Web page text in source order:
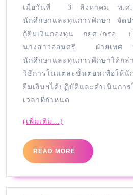
เมื่อวันที่ 3 สิงหาคม พ.ศ
นักศึกษาและทุนการศึกษา จัดป
กู้ยืมเงินกองทุน กยศ./กรอ.
นางสาวอ่อนศรี ฝ่ายเทศ หั
นักศึกษาและทุนการศึกษาได้กล่
วิธีการในแต่ละขั้นตอนเพื่อให้นั
ยืมเงินฯได้ปฏิบัติและดำเนินกา
เวลาที่กำหนด
(เพิ่มเติม…)
READ MORE